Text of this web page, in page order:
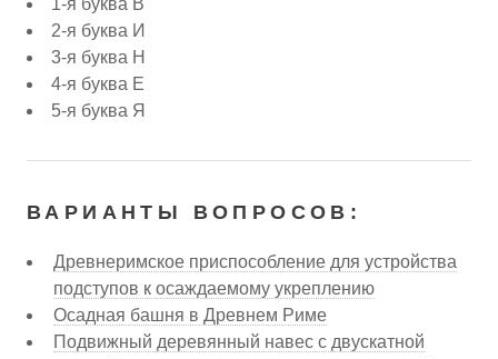
1-я буква В
2-я буква И
3-я буква Н
4-я буква Е
5-я буква Я
ВАРИАНТЫ ВОПРОСОВ:
Древнеримское приспособление для устройства
подступов к осаждаемому укреплению
Осадная башня в Древнем Риме
Подвижный деревянный навес с двускатной